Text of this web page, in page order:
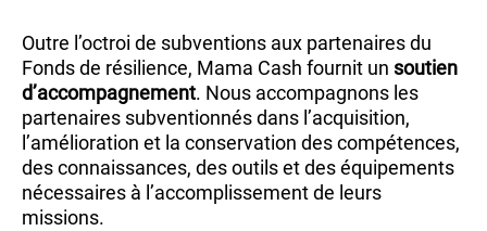
Outre l’octroi de subventions aux partenaires du
Fonds de résilience, Mama Cash fournit un soutien
d’accompagnement. Nous accompagnons les
partenaires subventionnés dans l’acquisition,
l’amélioration et la conservation des compétences,
des connaissances, des outils et des équipements
nécessaires à l’accomplissement de leurs
missions.